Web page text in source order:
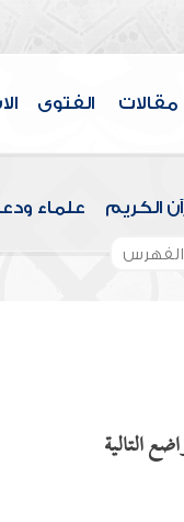
مقالات الفتوى
الكريم علماء
التالية